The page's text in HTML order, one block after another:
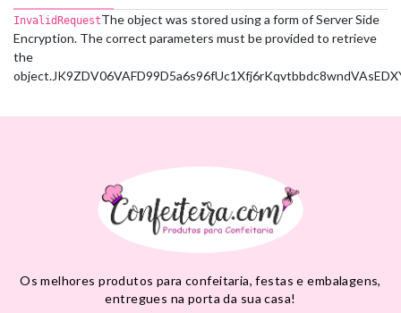
InvalidRequestThe object was stored using a form of Server Side
Encryption. The correct parameters must be provided to retrieve
the
object.JK9ZDV06VAFD99D5
Os melhores produtos para confeitaria, festas e embalagens,
entregues na porta da sua casa!